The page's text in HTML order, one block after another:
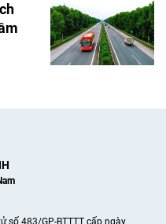
số 483/GP-BTTTT cấp ngày